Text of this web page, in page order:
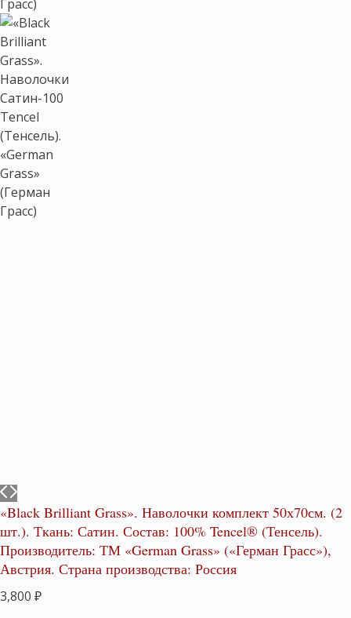
«Black Brilliant Grass». Наволочки комплект 50х70см. (2
шт.). Ткань: Сатин. Состав: 100% Tencel® (Тенсель).
Производитель: ТМ «German Grass» («Герман Грасс»),
Австрия. Страна производства: Россия
3,800 ₽